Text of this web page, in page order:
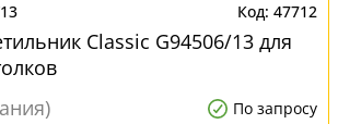
47712
Classic G94506/13 для
По запросу